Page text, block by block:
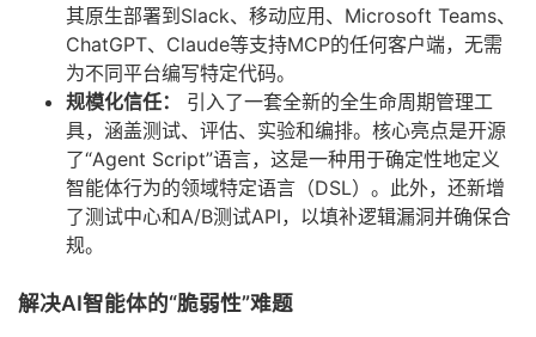
其原生部署到Slack、移动应用、Microsoft Teams、
ChatGPT、Claude等支持MCP的任何客户端，无需
为不同平台编写特定代码。
规模化信任：
引入了一套全新的全生命周期管理工
具，涵盖测试、评估、实验和编排。核心亮点是开源
了“Agent Script”语言，这是一种用于确定性地定义
智能体行为的领域特定语言（DSL）。此外，还新增
了测试中心和A/B测试API，以填补逻辑漏洞并确保合
规。
解决AI智能体的“脆弱性”难题